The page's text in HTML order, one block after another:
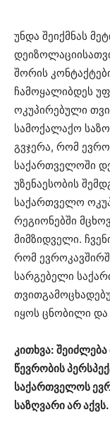
უნდა შეიქმნას
შორის
ჩამოყალიბდეს
ოკუპირებული
სამოქალაქო
გვჯერა, რომ
საქართველოში
უზენაესობის
საქართველო
რეგიონებში
მიმზიდველი.
რომ
სარგებელი
იყოს ცნობილი და
კითხვა: შეიძლება
წევრობის
საქართველოს
საზღვარი არ აქვს.